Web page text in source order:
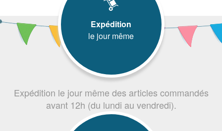
Expédition
le jour même
Expédition le jour même des articles commandés
avant 12h (du lundi au vendredi).